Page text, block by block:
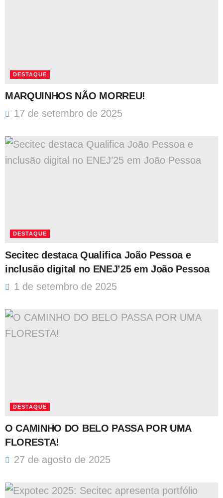
DESTAQUE
MARQUINHOS NÃO MORREU!
17 de setembro de 2025
DESTAQUE
Secitec destaca Qualifica João Pessoa e
inclusão digital no ENEJ’25 em João Pessoa
1 de setembro de 2025
DESTAQUE
O CAMINHO DO BELO PASSA POR UMA
FLORESTA!
27 de agosto de 2025